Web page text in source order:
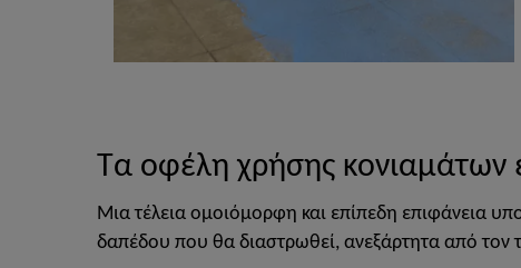
Τα οφέλη χρήσης κονιαμάτων
Μια τέλεια ομοιόμορφη και επίπεδη επιφάνεια
δαπέδου που θα διαστρωθεί, ανεξάρτητα από τον